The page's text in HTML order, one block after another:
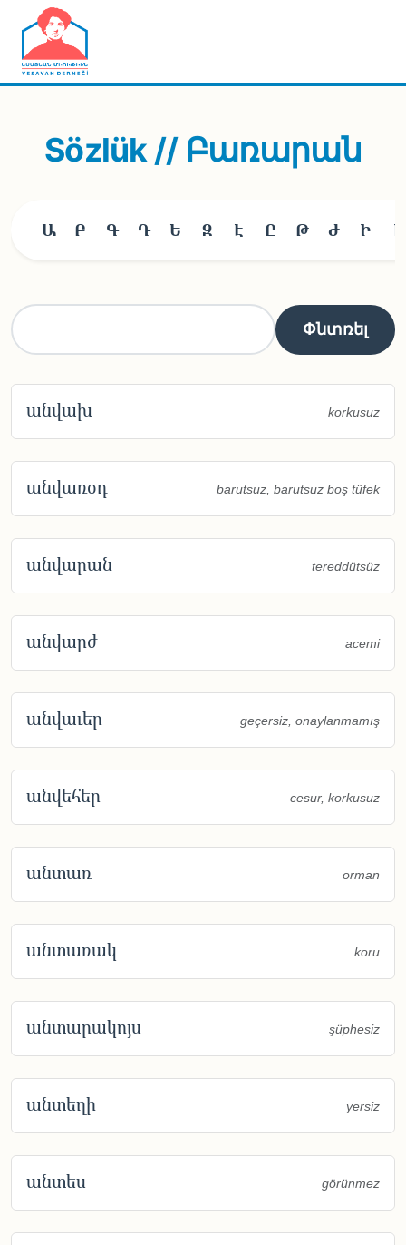
Skip to main content
Sözlük // Բառարան
Ա Բ Գ Դ Ե Զ Է Ը Թ Ժ Ի Լ
անվախ korkusuz
անվառօդ barutsuz, barutsuz boş tüfek
անվարան tereddütsüz
անվարժ acemi
անվաւեր geçersiz, onaylanmamış
անվեհեր cesur, korkusuz
անտառ orman
անտառակ koru
անտարակոյս şüphesiz
անտեղի yersiz
անտես görünmez